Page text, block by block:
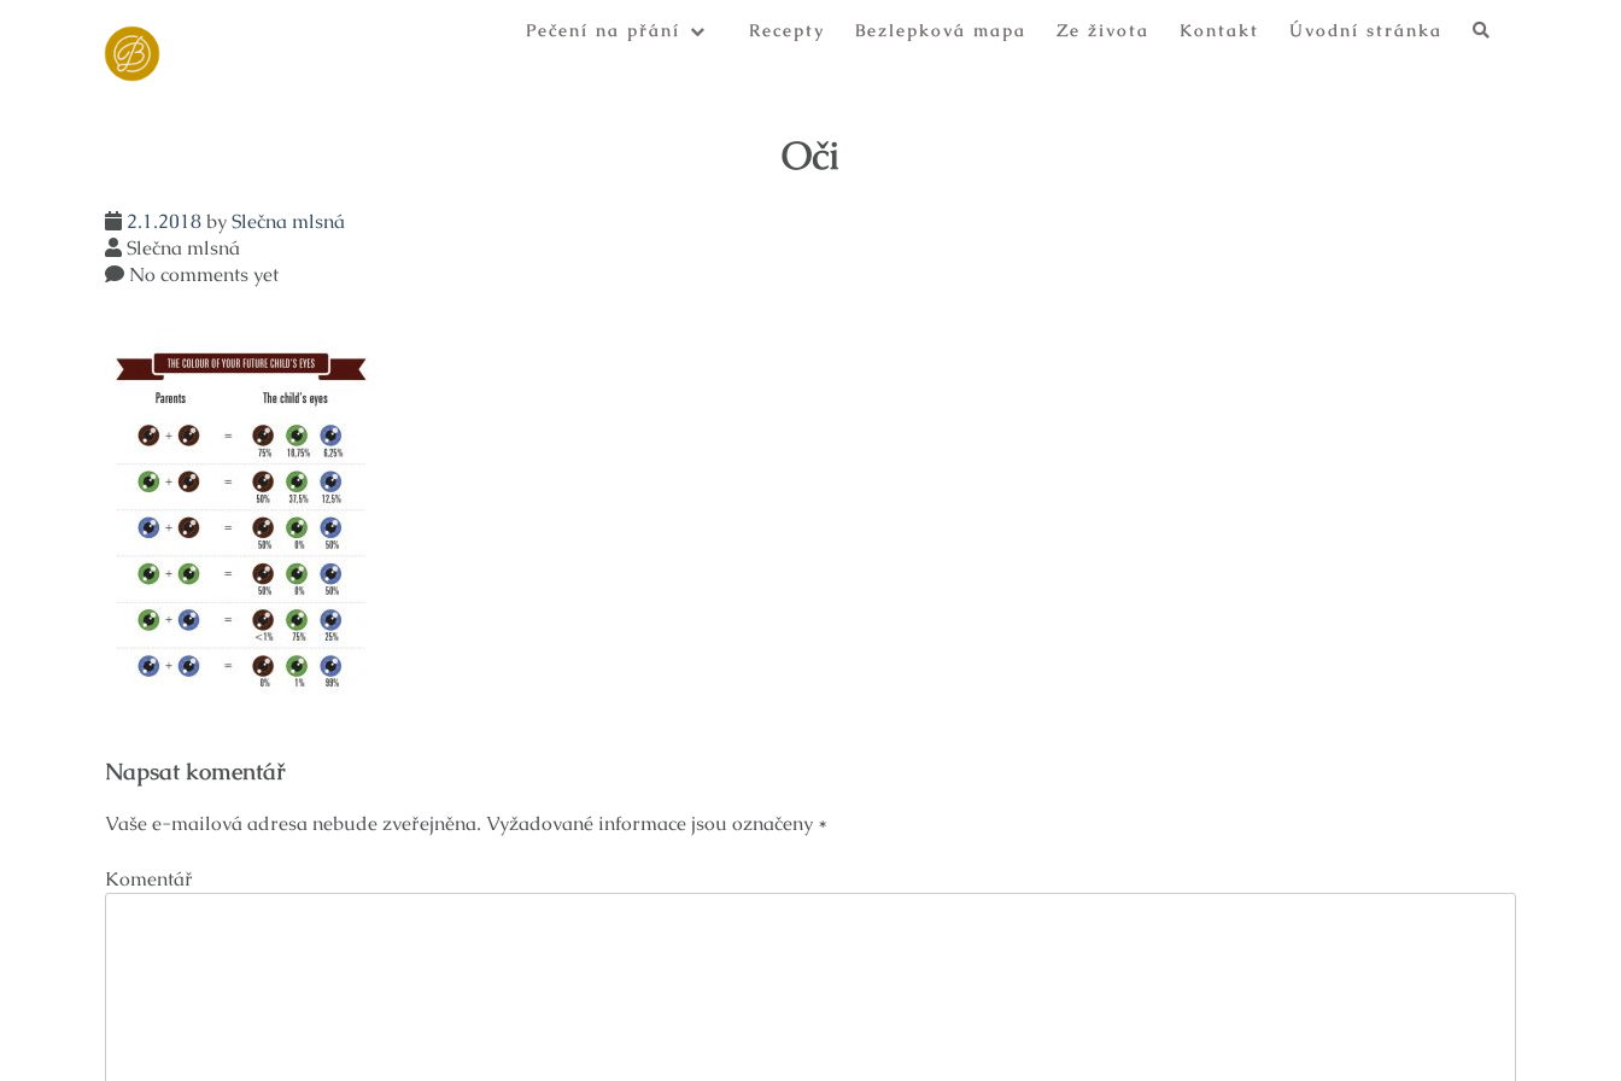
Pečení na přání Recepty Bezlepková mapa Ze života Kontakt Úvodní stránka
Oči
2.1.2018bySlečna mlsná
Slečna mlsná
No comments yet
pro
příspěvek
Napsat komentář
Vaše e-mailová adresa nebude zveřejněna. Vyžadované informace jsou označeny *
Komentář